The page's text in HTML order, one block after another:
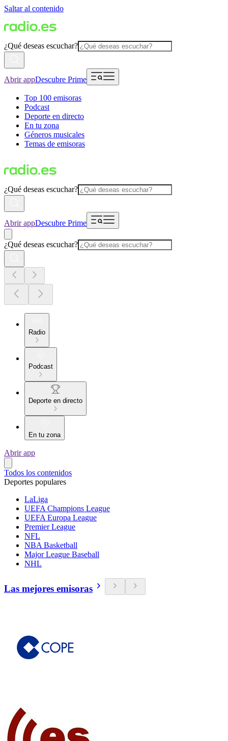
Saltar al contenido
¿Qué deseas escuchar?
Abrir appDescubre Prime
Top 100 emisoras
Podcast
Deporte en directo
En tu zona
Géneros musicales
Temas de emisoras
¿Qué deseas escuchar?
Abrir appDescubre Prime
¿Qué deseas escuchar?
Radio
Podcast
Deporte en directo
En tu zona
Abrir app
Todos los contenidos
Deportes populares
LaLiga
UEFA Champions League
UEFA Europa League
Premier League
NFL
NBA Basketball
Major League Baseball
NHL
Las mejores emisoras